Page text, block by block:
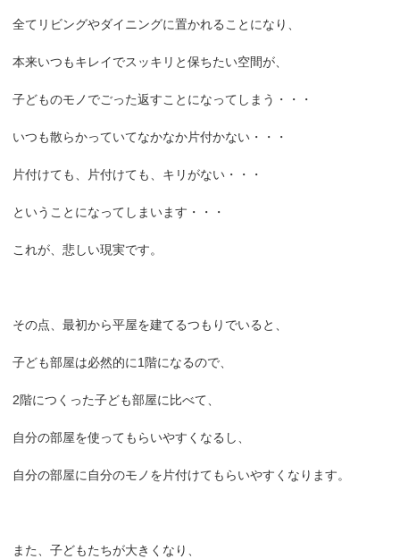
全てリビングやダイニングに置かれることになり、
本来いつもキレイでスッキリと保ちたい空間が、
子どものモノでごった返すことになってしまう・・・
いつも散らかっていてなかなか片付かない・・・
片付けても、片付けても、キリがない・・・
ということになってしまいます・・・
これが、悲しい現実です。
その点、最初から平屋を建てるつもりでいると、
子ども部屋は必然的に1階になるので、
2階につくった子ども部屋に比べて、
自分の部屋を使ってもらいやすくなるし、
自分の部屋に自分のモノを片付けてもらいやすくなります。
また、子どもたちが大きくなり、